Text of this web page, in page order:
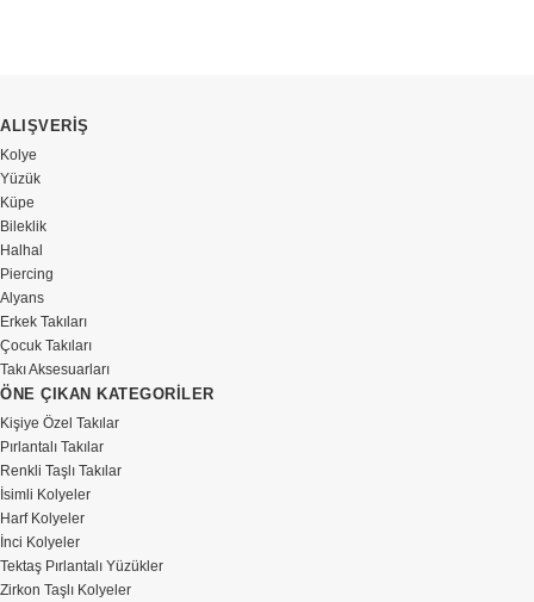
ALIŞVERİŞ
Kolye
Yüzük
Küpe
Bileklik
Halhal
Piercing
Alyans
Erkek Takıları
Çocuk Takıları
Takı Aksesuarları
ÖNE ÇIKAN KATEGORİLER
Kişiye Özel Takılar
Pırlantalı Takılar
Renkli Taşlı Takılar
İsimli Kolyeler
Harf Kolyeler
İnci Kolyeler
Tektaş Pırlantalı Yüzükler
Zirkon Taşlı Kolyeler